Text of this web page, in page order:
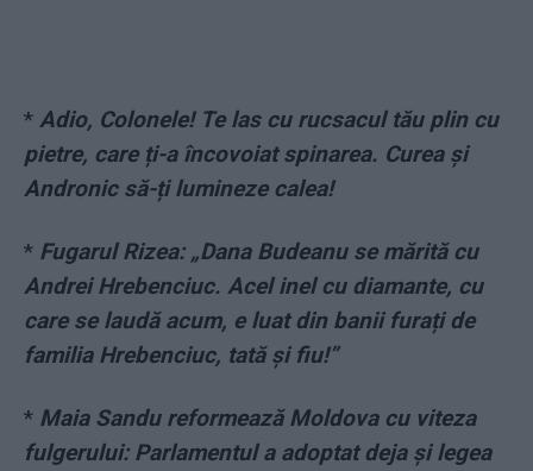
* Adio, Colonele! Te las cu rucsacul tău plin cu
pietre, care ți-a încovoiat spinarea. Curea și
Andronic să-ți lumineze calea!
* Fugarul Rizea: „Dana Budeanu se mărită cu
Andrei Hrebenciuc. Acel inel cu diamante, cu
care se laudă acum, e luat din banii furați de
familia Hrebenciuc, tată și fiu!”
* Maia Sandu reformează Moldova cu viteza
fulgerului: Parlamentul a adoptat deja și legea